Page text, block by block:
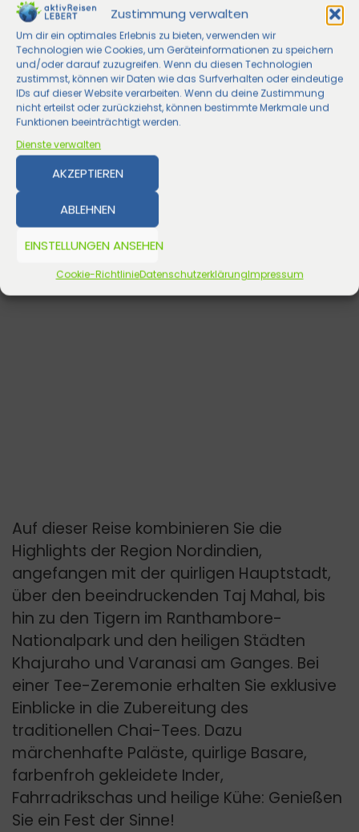
Zustimmung verwalten
Um dir ein optimales Erlebnis zu bieten, verwenden wir
Technologien wie Cookies, um Geräteinformationen zu speichern
und/oder darauf zuzugreifen. Wenn du diesen Technologien
zustimmst, können wir Daten wie das Surfverhalten oder eindeutige
IDs auf dieser Website verarbeiten. Wenn du deine Zustimmung
nicht erteilst oder zurückziehst, können bestimmte Merkmale und
Funktionen beeinträchtigt werden.
Dienste verwalten
AKZEPTIEREN
ABLEHNEN
EINSTELLUNGEN ANSEHEN
Cookie-RichtlinieDatenschutzerklärungImpressum
Auf dieser Reise kombinieren Sie die
Highlights der Region Nordindien,
angefangen mit der quirligen Hauptstadt,
über den beeindruckenden Taj Mahal, bis
hin zu den Tigern im Ranthambore-
Nationalpark und den heiligen Städten
Khajuraho und Varanasi am Ganges. Bei
einer Tee-Zeremonie erhalten Sie exklusive
Einblicke in die Zubereitung des
traditionellen Chai-Tees. Dazu
märchenhafte Paläste, quirlige Basare,
farbenfroh gekleidete Inder,
Fahrradrikschas und heilige Kühe: Genießen
Sie ein Fest der Sinne!